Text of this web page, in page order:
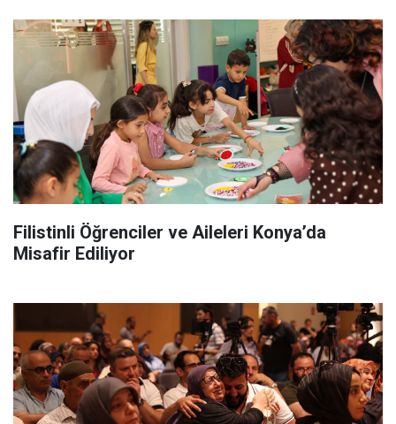
Filistinli Öğrenciler ve Aileleri Konya’da
Misafir Ediliyor